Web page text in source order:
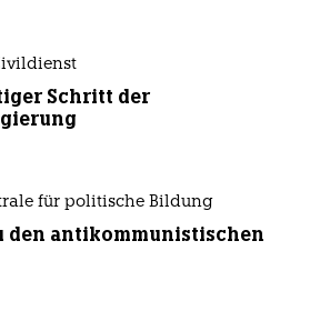
Schritt der
für politische Bildung
den antikommunistischen